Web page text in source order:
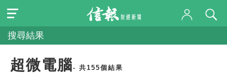
搜尋結果
超微電腦- 共155個結果